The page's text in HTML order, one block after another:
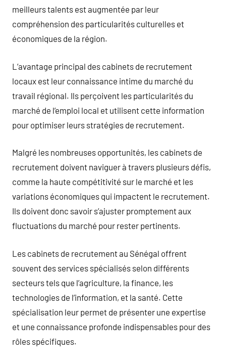
meilleurs talents est augmentée par leur
compréhension des particularités culturelles et
économiques de la région.
L’avantage principal des cabinets de recrutement
locaux est leur connaissance intime du marché du
travail régional. Ils perçoivent les particularités du
marché de l’emploi local et utilisent cette information
pour optimiser leurs stratégies de recrutement.
Malgré les nombreuses opportunités, les cabinets de
recrutement doivent naviguer à travers plusieurs défis,
comme la haute compétitivité sur le marché et les
variations économiques qui impactent le recrutement.
Ils doivent donc savoir s’ajuster promptement aux
fluctuations du marché pour rester pertinents.
Les cabinets de recrutement au Sénégal offrent
souvent des services spécialisés selon différents
secteurs tels que l’agriculture, la finance, les
technologies de l’information, et la santé. Cette
spécialisation leur permet de présenter une expertise
et une connaissance profonde indispensables pour des
rôles spécifiques.